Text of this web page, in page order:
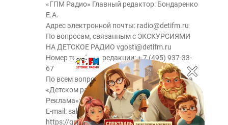
«ГПМ Радио» Главный редактор: Бондаренко
Е.А.
Адрес электронной почты: radio@detifm.ru
По вопросам, связанным с ЭКСКУРСИЯМИ
НА ДЕТСКОЕ РАДИО vgosti@detifm.ru
Номер телефона редакции:+ 7 (495) 937-33-
67
По всем вопросам размещения рекламы на
«Детском радио» - сейлз-хаус «ГПМ
Реклама»:+7 (495) 921-40-41
E-mail: sales@gazprom-media.ru
https://gpmsaleshouse.ru/